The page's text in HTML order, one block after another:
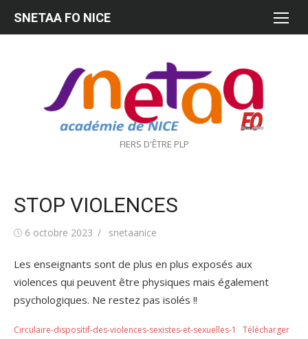
FIERS D'ÊTRE PLP
SNETAA FO NICE
STOP VIOLENCES
Publié6 octobre 2023 Auteur/autrice
snetaanice
Les enseignants sont de plus en plus exposés aux
violences qui peuvent être physiques mais également
psychologiques. Ne restez pas isolés !!
Circulaire-dispositif-des-violences-sexistes-et-sexuelles-1 Télécharger